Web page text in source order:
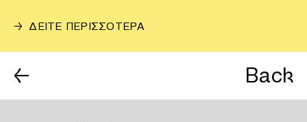
→ ΔΕΙΤΕ ΠΕΡΙΣΣΟΤΕΡΑ
← Back